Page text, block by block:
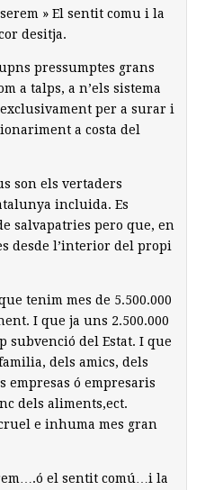
» El sentit comu i la
desitja.
pressumptes grans
a talps, a n’els sistema
per a surar i
a costa del
son els vertaders
incluida. Es
salvapatries pero que, en
desde l’interior del propi
tenim mes de 5.500.000
I que ja uns 2.500.000
subvenció del Estat. I que
dels amics, dels
empresas ó empresaris
dels aliments,ect.
e inhuma mes gran
el sentit comú…i la